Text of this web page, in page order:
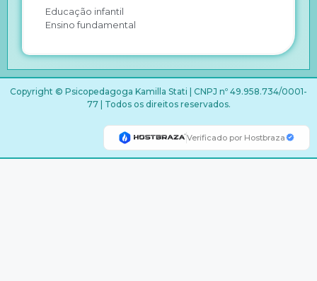
Educação infantil
Ensino fundamental
Copyright © Psicopedagoga Kamilla Stati | CNPJ nº 49.958.734/0001-
77 | Todos os direitos reservados.